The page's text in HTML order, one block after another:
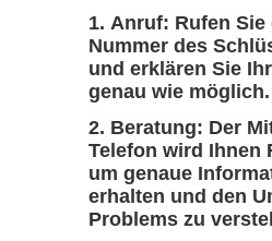
Anruf: Rufen Sie
Nummer des
und erklären Sie
genau wie möglich.
Beratung: Der
Telefon wird Ihnen
um genaue
erhalten und den
Problems zu